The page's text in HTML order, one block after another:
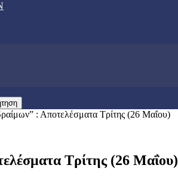
: Αποτελέσματα Τρίτης (26 Μαΐου)
Τρίτης (26 Μαΐου)